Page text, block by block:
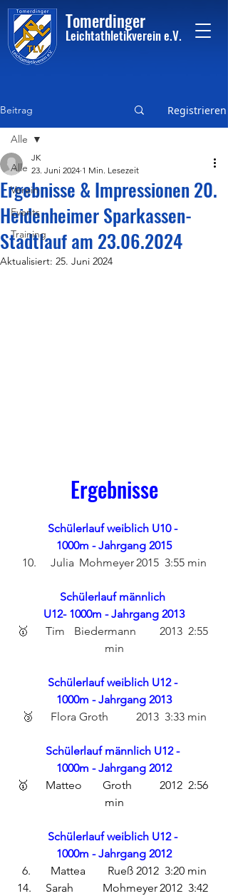
Tomerdinger
Leichtathletikvereine.V.
Beitrag Registrieren
Alle
Verein
Events
Training
Alle
Ergebnisse & Impressionen 20.
Heidenheimer Sparkassen-
Stadtlauf am 23.06.2024
JK
23. Juni 2024 1 Min. Lesezeit
Aktualisiert: 25. Juni 2024
Ergebnisse
Schülerlauf weiblich U10 -
1000m - Jahrgang 2015
10.	Julia	Mohmeyer	2015	3:55 min
Schülerlauf männlich
U12- 1000m - Jahrgang 2013
🥇	Tim	Biedermann	2013	2:55
min
Schülerlauf weiblich U12 -
1000m - Jahrgang 2013
🥉	Flora	Groth	2013	3:33 min
Schülerlauf männlich U12 -
1000m - Jahrgang 2012
🥇	Matteo	Groth	2012	2:56
min
Schülerlauf weiblich U12 -
1000m - Jahrgang 2012
6. 	Mattea	Rueß	2012	3:20 min
14.	Sarah	Mohmeyer	2012	3:42